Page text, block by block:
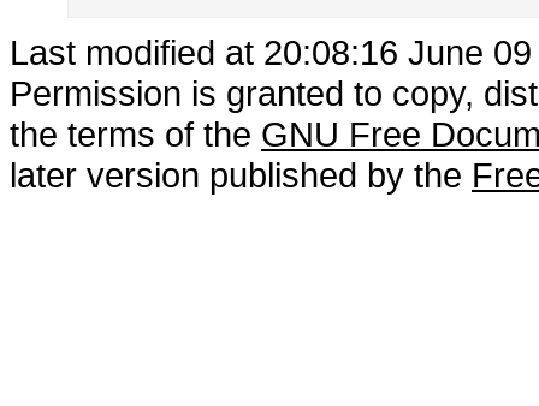
Last modified at 20:08:16 June
Permission is granted to copy,
the terms of the GNU Free
later version published by the